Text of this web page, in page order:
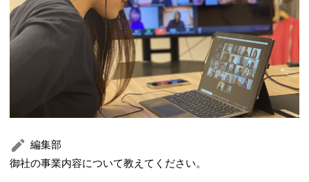
編集部
御社の事業内容について教えてください。